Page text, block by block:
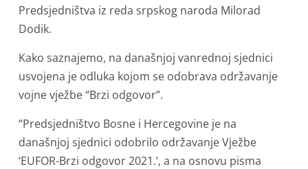
Predsjedništva iz reda srpskog naroda Milorad
Dodik.
Kako saznajemo, na današnjoj vanrednoj sjednici
usvojena je odluka kojom se odobrava održavanje
vojne vježbe “Brzi odgovor”.
“Predsjedništvo Bosne i Hercegovine je na
današnjoj sjednici odobrilo održavanje Vježbe
‘EUFOR-Brzi odgovor 2021.’, a na osnovu pisma